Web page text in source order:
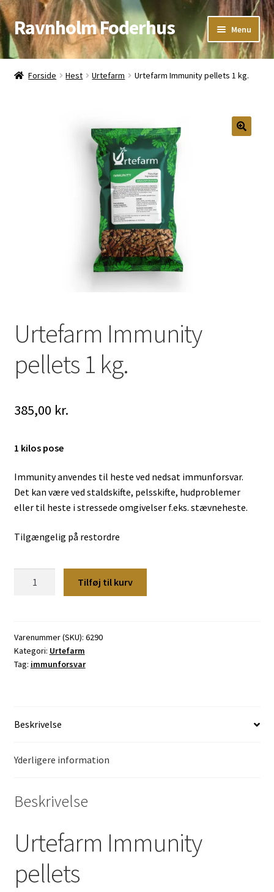
Spring
til
navigation
Spring
til
indhold
Ravnholm Foderhus Menu
Åbningstider
Forside Hest Urtefarm Urtefarm Immunity pellets 1 kg.
Urtefarm Immunity
pellets 1 kg.
385,00 kr.
1 kilos pose
Immunity anvendes til heste ved nedsat immunforsvar.
Det kan være ved staldskifte, pelsskifte, hudproblemer
eller til heste i stressede omgivelser f.eks. stævneheste.
Tilgængelig på restordre
kg.
antal
Tilføj til kurv
Varenummer (SKU): 6290
Kategori: Urtefarm
Tag: immunforsvar
Beskrivelse
Yderligere information
Beskrivelse
Urtefarm Immunity
pellets